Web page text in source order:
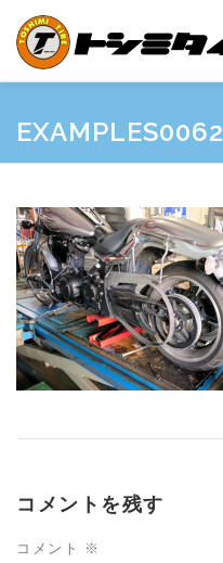
キ
HOME MAINTENANCE
SHOP GUIDE BLOG
INFORMATION SNS
EXAMPLES0062
コメントを残す
コメント ※